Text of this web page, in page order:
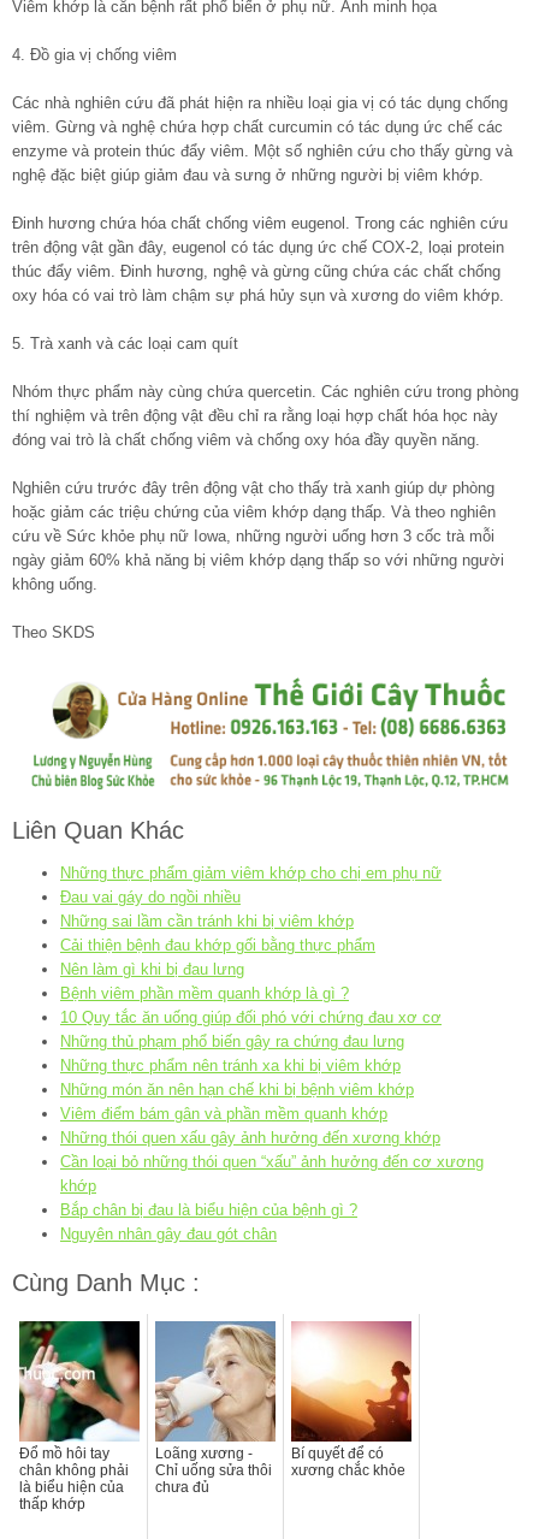
Viêm khớp là căn bệnh rất phổ biến ở phụ nữ. Ảnh minh họa
4. Đồ gia vị chống viêm
Các nhà nghiên cứu đã phát hiện ra nhiều loại gia vị có tác dụng chống
viêm. Gừng và nghệ chứa hợp chất curcumin có tác dụng ức chế các
enzyme và protein thúc đẩy viêm. Một số nghiên cứu cho thấy gừng và
nghệ đặc biệt giúp giảm đau và sưng ở những người bị viêm khớp.
Đinh hương chứa hóa chất chống viêm eugenol. Trong các nghiên cứu
trên động vật gần đây, eugenol có tác dụng ức chế COX-2, loại protein
thúc đẩy viêm. Đinh hương, nghệ và gừng cũng chứa các chất chống
oxy hóa có vai trò làm chậm sự phá hủy sụn và xương do viêm khớp.
5. Trà xanh và các loại cam quít
Nhóm thực phẩm này cùng chứa quercetin. Các nghiên cứu trong phòng
thí nghiệm và trên động vật đều chỉ ra rằng loại hợp chất hóa học này
đóng vai trò là chất chống viêm và chống oxy hóa đầy quyền năng.
Nghiên cứu trước đây trên động vật cho thấy trà xanh giúp dự phòng
hoặc giảm các triệu chứng của viêm khớp dạng thấp. Và theo nghiên
cứu về Sức khỏe phụ nữ Iowa, những người uống hơn 3 cốc trà mỗi
ngày giảm 60% khả năng bị viêm khớp dạng thấp so với những người
không uống.
Theo SKDS
Liên Quan Khác
Những thực phẩm giảm viêm khớp cho chị em phụ nữ
Đau vai gáy do ngồi nhiều
Những sai lầm cần tránh khi bị viêm khớp
Cải thiện bệnh đau khớp gối bằng thực phẩm
Nên làm gì khi bị đau lưng
Bệnh viêm phần mềm quanh khớp là gì ?
10 Quy tắc ăn uống giúp đối phó với chứng đau xơ cơ
Những thủ phạm phổ biến gây ra chứng đau lưng
Những thực phẩm nên tránh xa khi bị viêm khớp
Những món ăn nên hạn chế khi bị bệnh viêm khớp
Viêm điểm bám gân và phần mềm quanh khớp
Những thói quen xấu gây ảnh hưởng đến xương khớp
Cần loại bỏ những thói quen “xấu” ảnh hưởng đến cơ xương
khớp
Bắp chân bị đau là biểu hiện của bệnh gì ?
Nguyên nhân gây đau gót chân
Cùng Danh Mục :
Đổ mồ hôi tay
chân không phải
là biểu hiện của
thấp khớp
Loãng xương -
Chỉ uống sửa thôi
chưa đủ
Bí quyết để có
xương chắc khỏe